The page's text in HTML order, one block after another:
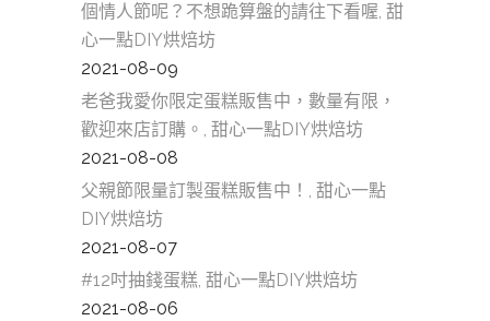
個情人節呢？不想跪算盤的請往下看喔, 甜
心一點DIY烘焙坊
2021-08-09
老爸我愛你限定蛋糕販售中，數量有限，
歡迎來店訂購。, 甜心一點DIY烘焙坊
2021-08-08
父親節限量訂製蛋糕販售中！, 甜心一點
DIY烘焙坊
2021-08-07
#12吋抽錢蛋糕, 甜心一點DIY烘焙坊
2021-08-06